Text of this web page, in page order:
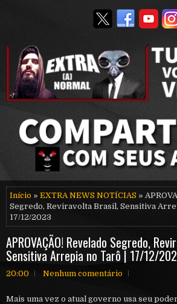
Início » EXTRA NEWS NOTÍCIAS »
Segredo, Reviravolta Brasil, Sensitiva
17/12/2023
APROVAÇÃO! Revelado Segredo,
Sensitiva Arrepia no Tarô | 17/12/
20:00 Nenhum comentário
Mais uma vez o atual governo usa seu